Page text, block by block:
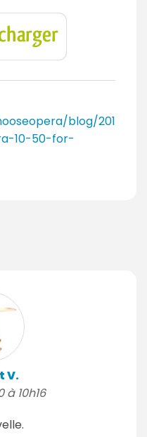
blog/201
10-50-for-
V.
à 10h16